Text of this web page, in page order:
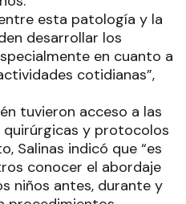
esta patología y la
desarrollar los
en cuanto a
cotidianas”,
tuvieron acceso a las
y protocolos
Salinas indicó que “es
conocer el abordaje
niños antes, durante y